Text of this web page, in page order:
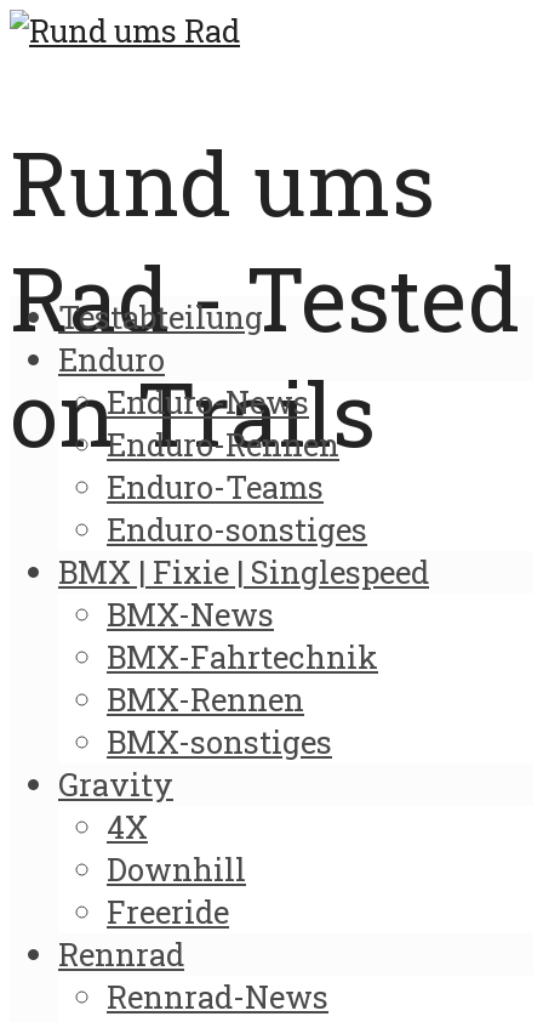
Rund ums
Rad - Tested
on Trails
Testabteilung
Enduro
Enduro-News
Enduro-Rennen
Enduro-Teams
Enduro-sonstiges
BMX | Fixie | Singlespeed
BMX-News
BMX-Fahrtechnik
BMX-Rennen
BMX-sonstiges
Gravity
4X
Downhill
Freeride
Rennrad
Rennrad-News